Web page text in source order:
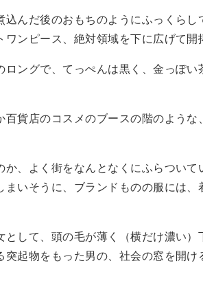
込んだ後のおもちのようにふっくら
ンピース、絶対領域を下に広げて開
ングで、てっぺんは黒く、金っぽい
百貨店のコスメのブースの階のよう
か、よく街をなんとなくにふらつい
まいそうに、ブランドものの服には
として、頭の毛が薄く（横だけ濃い
起物をもった男の、社会の窓を開け